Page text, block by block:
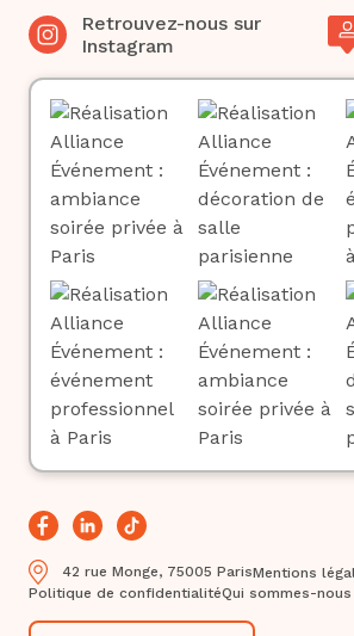
Retrouvez-nous sur
Instagram
42 rue Monge, 75005 ParisMentions
Politique de confidentialitéQui sommes-nous